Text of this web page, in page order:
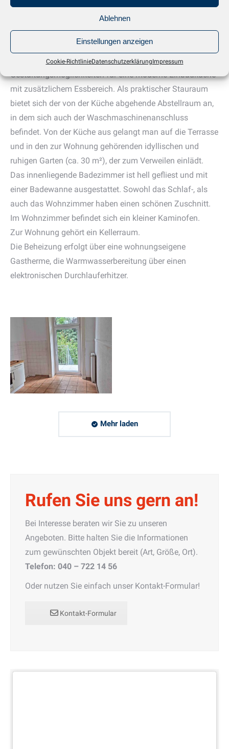
Ablehnen
Einstellungen anzeigen
Cookie-RichtlinieDatenschutzerklärungImpressum
Charme des Altbaus wider: überhöhte Decken,
Stuckverzierungen und Holzdielenböden.
Der Zuschnitt der Wohnung ist ideal für Singles oder
Paare – ob zum selbst nutzen oder als Anlageobjekt. Die
Wohnküche mit quadratischem Zuschnitt bietet ideale
Gestaltungsmöglichkeiten für eine moderne Einbauküche
mit zusätzlichem Essbereich. Als praktischer Stauraum
bietet sich der von der Küche abgehende Abstellraum an,
in dem sich auch der Waschmaschinenanschluss
befindet. Von der Küche aus gelangt man auf die Terrasse
und in den zur Wohnung gehörenden idyllischen und
ruhigen Garten (ca. 30 m²), der zum Verweilen einlädt.
Das innenliegende Badezimmer ist hell gefliest und mit
einer Badewanne ausgestattet. Sowohl das Schlaf-, als
auch das Wohnzimmer haben einen schönen Zuschnitt.
Im Wohnzimmer befindet sich ein kleiner Kaminofen.
Zur Wohnung gehört ein Kellerraum.
Die Beheizung erfolgt über eine wohnungseigene
Gastherme, die Warmwasserbereitung über einen
elektronischen Durchlauferhitzer.
Mehr laden
Rufen Sie uns gern an!
Bei Interesse beraten wir Sie zu unseren
Angeboten. Bitte halten Sie die Informationen
zum gewünschten Objekt bereit (Art, Größe, Ort).
Telefon: 040 – 722 14 56
Oder nutzen Sie einfach unser Kontakt-Formular!
Kontakt-Formular